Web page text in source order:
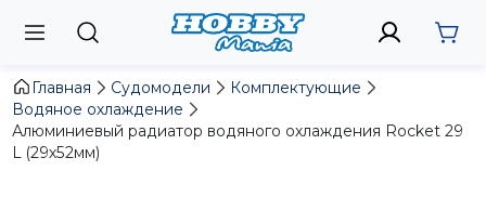
Главная Судомодели
Комплектующие
Водяное охлаждение
Алюминиевый радиатор водяного охлаждения Rocket 29
L (29х52мм)